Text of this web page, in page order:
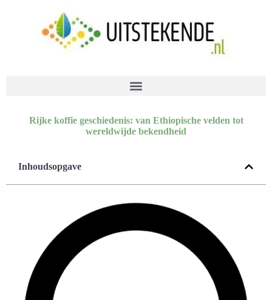
Rijke koffie geschiedenis: van Ethiopische velden tot
wereldwijde bekendheid
Inhoudsopgave